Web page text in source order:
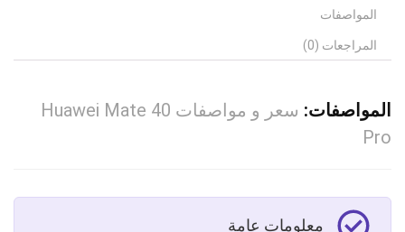
المواصفات
المراجعات (0)
المواصفات:
سعر و مواصفات Huawei Mate 40
Pro
معلومات عامة